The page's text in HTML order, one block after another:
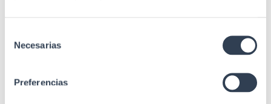
Necesarias
Preferencias